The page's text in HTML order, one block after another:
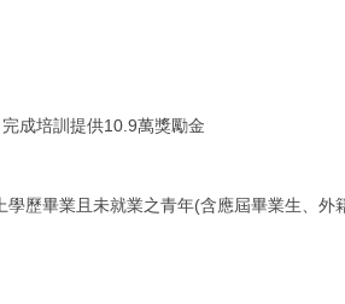
成培訓提供10.9萬獎勵金
學歷畢業且未就業之青年(含應屆畢業生、外